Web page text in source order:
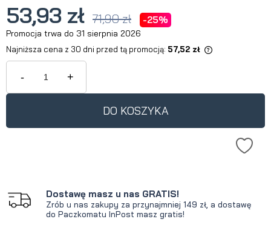
53,93 zł 71,90 zł -25%
Promocja trwa do 31 sierpnia 2026
Najniższa cena z 30 dni przed tą promocją: 57,52 zł
Jeżeli produkt jest sprzedawany
krócej niż 30 dni, wyświetlana jest
produkt pojawił się w sprzedaży.
- +
DO KOSZYKA
Dostawę masz u nas GRATIS!
Zrób u nas zakupy za przynajmniej 149 zł, a dostawę
do Paczkomatu InPost masz gratis!